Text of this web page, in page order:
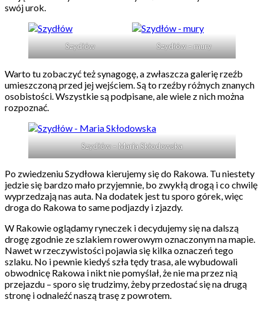
swój urok.
Szydłów Szydłów – mury
Warto tu zobaczyć też synagogę, a zwłaszcza galerię rzeźb
umieszczoną przed jej wejściem. Są to rzeźby różnych znanych
osobistości. Wszystkie są podpisane, ale wiele z nich można
rozpoznać.
Szydłów – Maria Skłodowska
Po zwiedzeniu Szydłowa kierujemy się do Rakowa. Tu niestety
jedzie się bardzo mało przyjemnie, bo zwykłą drogą i co chwilę
wyprzedzają nas auta. Na dodatek jest tu sporo górek, więc
droga do Rakowa to same podjazdy i zjazdy.
W Rakowie oglądamy ryneczek i decydujemy się na dalszą
drogę zgodnie ze szlakiem rowerowym oznaczonym na mapie.
Nawet w rzeczywistości pojawia się kilka oznaczeń tego
szlaku. No i pewnie kiedyś szła tędy trasa, ale wybudowali
obwodnicę Rakowa i nikt nie pomyślał, że nie ma przez nią
przejazdu – sporo się trudzimy, żeby przedostać się na drugą
stronę i odnaleźć naszą trasę z powrotem.